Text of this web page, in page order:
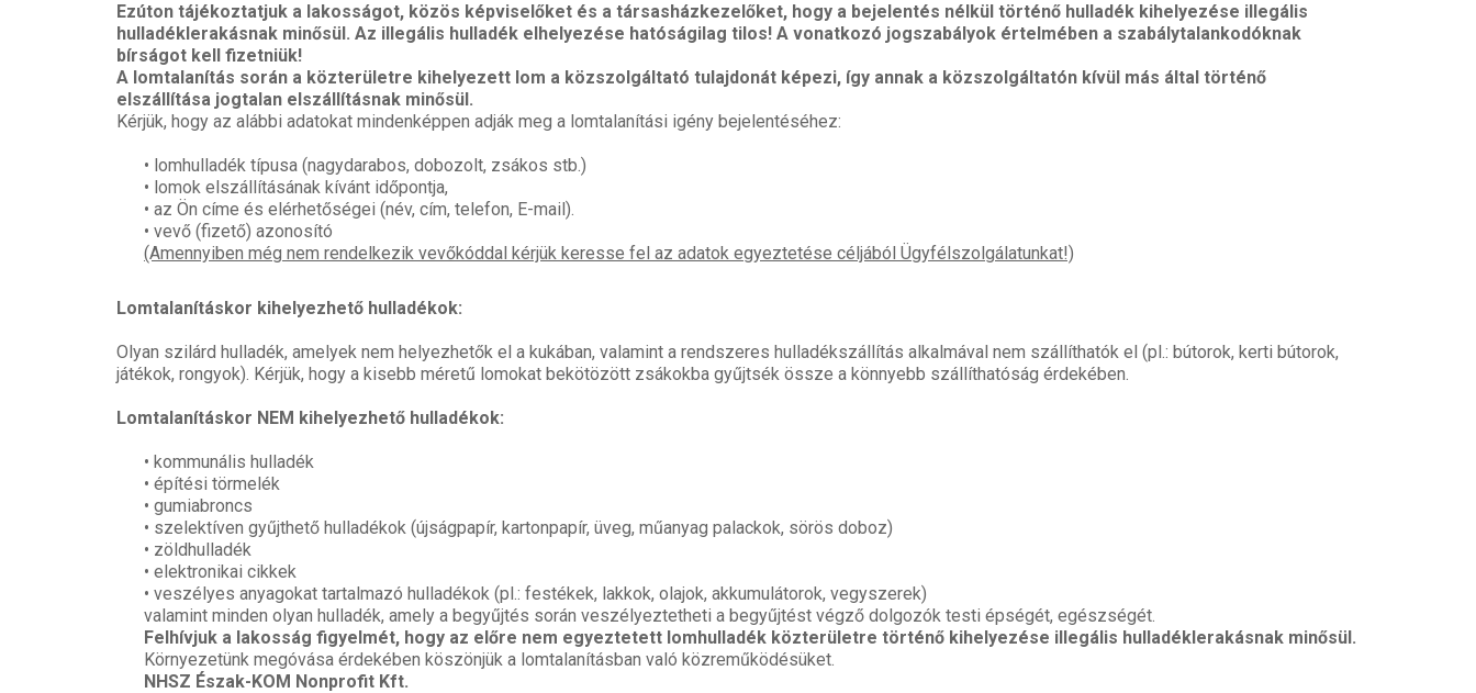
Ezúton tájékoztatjuk a lakosságot, közös képviselőket és a társasházkezelőket, hogy a bejelentés nélkül történő hulladék kihelyezése illegális
hulladéklerakásnak minősül. Az illegális hulladék elhelyezése hatóságilag tilos! A vonatkozó jogszabályok értelmében a szabálytalankodóknak
bírságot kell fizetniük!
A lomtalanítás során a közterületre kihelyezett lom a közszolgáltató tulajdonát képezi, így annak a közszolgáltatón kívül más által történő
elszállítása jogtalan elszállításnak minősül.
Kérjük, hogy az alábbi adatokat mindenképpen adják meg a lomtalanítási igény bejelentéséhez:
• lomhulladék típusa (nagydarabos, dobozolt, zsákos stb.)
• lomok elszállításának kívánt időpontja,
• az Ön címe és elérhetőségei (név, cím, telefon, E-mail).
• vevő (fizető) azonosító
(Amennyiben még nem rendelkezik vevőkóddal kérjük keresse fel az adatok egyeztetése céljából Ügyfélszolgálatunkat!)
Lomtalanításkor kihelyezhető hulladékok:
Olyan szilárd hulladék, amelyek nem helyezhetők el a kukában, valamint a rendszeres hulladékszállítás alkalmával nem szállíthatók el (pl.: bútorok, kerti bútorok,
játékok, rongyok). Kérjük, hogy a kisebb méretű lomokat bekötözött zsákokba gyűjtsék össze a könnyebb szállíthatóság érdekében.
Lomtalanításkor NEM kihelyezhető hulladékok:
• kommunális hulladék
• építési törmelék
• gumiabroncs
• szelektíven gyűjthető hulladékok (újságpapír, kartonpapír, üveg, műanyag palackok, sörös doboz)
• zöldhulladék
• elektronikai cikkek
• veszélyes anyagokat tartalmazó hulladékok (pl.: festékek, lakkok, olajok, akkumulátorok, vegyszerek)
valamint minden olyan hulladék, amely a begyűjtés során veszélyeztetheti a begyűjtést végző dolgozók testi épségét, egészségét.
Felhívjuk a lakosság figyelmét, hogy az előre nem egyeztetett lomhulladék közterületre történő kihelyezése illegális hulladéklerakásnak minősül.
Környezetünk megóvása érdekében köszönjük a lomtalanításban való közreműködésüket.
NHSZ Észak-KOM Nonprofit Kft.